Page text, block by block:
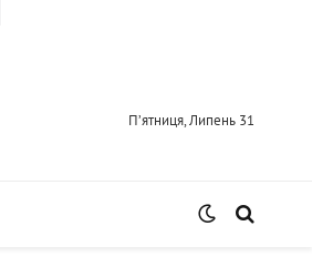
П’ятниця, Липень 31